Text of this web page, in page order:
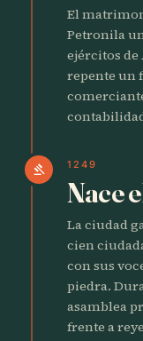
El
Petronila
ejércitos de
repente un
gavel 1249
Nace
La ciudad
cien
con sus
piedra.
asamblea
frente a